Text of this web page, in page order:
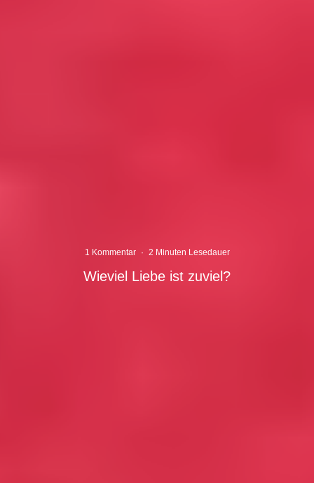
1 Kommentar · 2 Minuten Lesedauer
Wieviel Liebe ist zuviel?